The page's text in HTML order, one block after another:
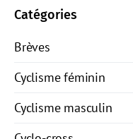
Catégories
Brèves
Cyclisme féminin
Cyclisme masculin